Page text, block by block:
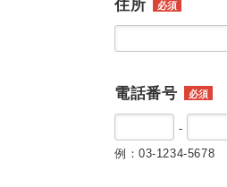
住所 必須
電話番号 必須
-
例：03-1234-5678